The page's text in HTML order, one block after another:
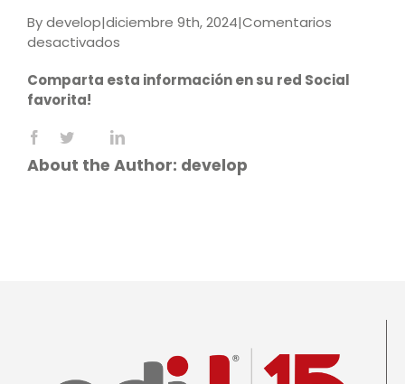
Bydevelop|diciembre 9th, 2024|Comentarios
desactivados
Comparta esta información en su red Social
favorita!
Facebook
X RedditLinkedIn
About the Author: develop